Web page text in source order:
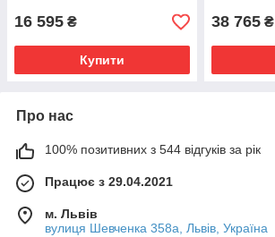
16 595 ₴
Купити
38 765 ₴
Про нас
100% позитивних з 544 відгуків за рік
Працює з 29.04.2021
м. Львів
вулиця Шевченка 358а, Львів, Україна